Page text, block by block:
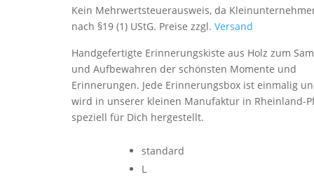
Kein Mehrwertsteuerausweis, da
nach §19 (1) UStG. Preise zzgl. Versand
Handgefertigte Erinnerungskiste aus Holz zum
und Aufbewahren der schönsten Momente und
Erinnerungen. Jede Erinnerungsbox ist einmalig
wird in unserer kleinen Manufaktur in Rheinland-
speziell für Dich hergestellt.
standard
L